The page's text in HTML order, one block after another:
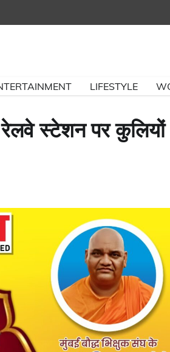
LIFESTYLE
रेलवे स्टेशन पर कुलियों